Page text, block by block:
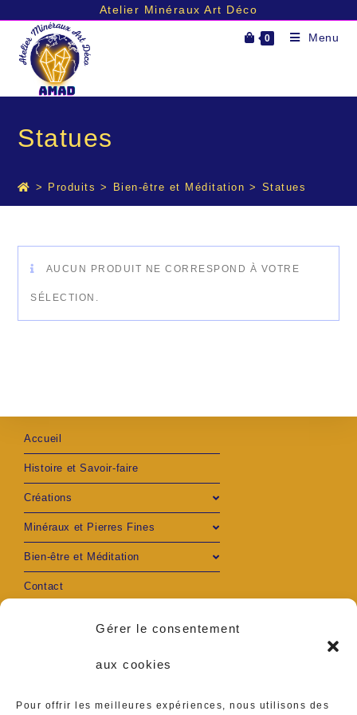
Gérer le consentement
aux cookies
Pour offrir les meilleures expériences, nous utilisons des
content
Atelier Minéraux Art Déco
0 Menu
Statues
> Produits > Bien-être et Méditation > Statues
AUCUN PRODUIT NE CORRESPOND À VOTRE
SÉLECTION.
Accueil
Histoire et Savoir-faire
Créations
Minéraux et Pierres Fines
Bien-être et Méditation
Contact